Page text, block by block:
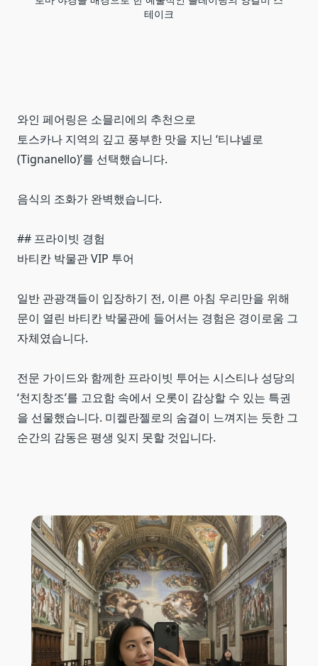
테이크
와인 페어링은 소믈리에의 추천으로
토스카나 지역의 깊고 풍부한 맛을 지닌 ‘티냐넬로
(Tignanello)’를 선택했습니다.
음식의 조화가 완벽했습니다.
## 프라이빗 경험
바티칸 박물관 VIP 투어
일반 관광객들이 입장하기 전, 이른 아침 우리만을 위해
문이 열린 바티칸 박물관에 들어서는 경험은 경이로움 그
자체였습니다.
전문 가이드와 함께한 프라이빗 투어는 시스티나 성당의
‘천지창조’를 고요함 속에서 오롯이 감상할 수 있는 특권
을 선물했습니다. 미켈란젤로의 숨결이 느껴지는 듯한 그
순간의 감동은 평생 잊지 못할 것입니다.